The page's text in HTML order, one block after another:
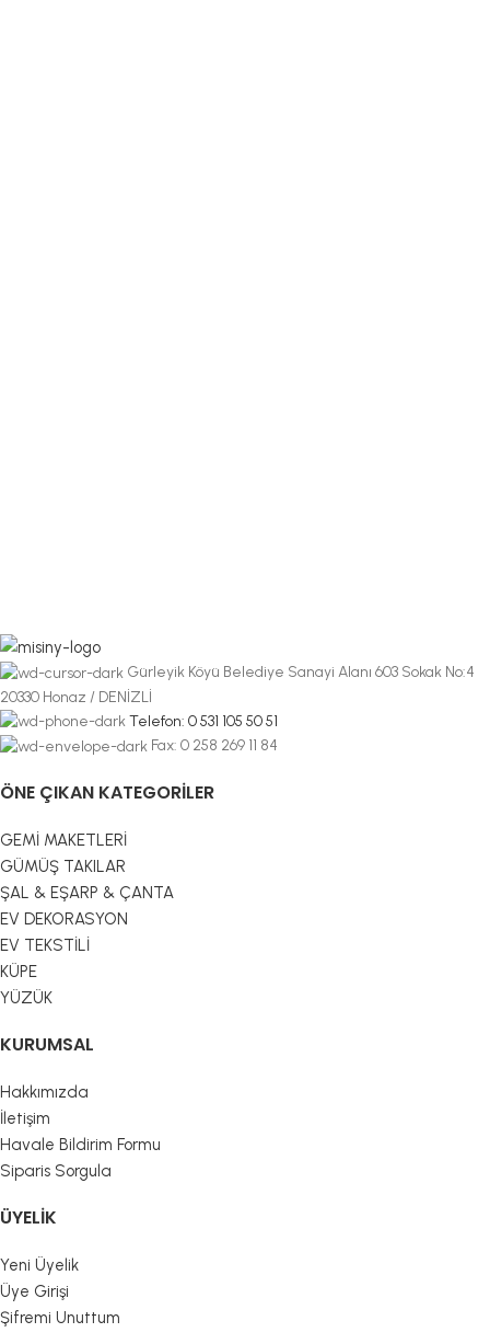
Gürleyik Köyü Belediye Sanayi Alanı 603 Sokak No:4
20330 Honaz / DENİZLİ
Telefon: 0 531 105 50 51
Fax: 0 258 269 11 84
ÖNE ÇIKAN KATEGORILER
GEMİ MAKETLERİ
GÜMÜŞ TAKILAR
ŞAL & EŞARP & ÇANTA
EV DEKORASYON
EV TEKSTİLİ
KÜPE
YÜZÜK
KURUMSAL
Hakkımızda
İletişim
Havale Bildirim Formu
Siparis Sorgula
ÜYELIK
Yeni Üyelik
Üye Girişi
Şifremi Unuttum